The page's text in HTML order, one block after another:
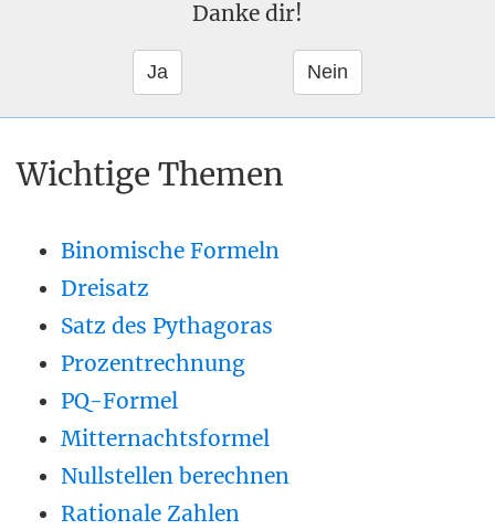
Danke dir!
Wichtige Themen
Binomische Formeln
Dreisatz
Satz des Pythagoras
Prozentrechnung
PQ-Formel
Mitternachtsformel
Nullstellen berechnen
Rationale Zahlen